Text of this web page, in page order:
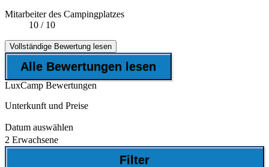
Mitarbeiter des Campingplatzes
10 / 10
Vollständige Bewertung lesen
Alle Bewertungen lesen
LuxCamp Bewertungen
Unterkunft und Preise
Datum auswählen
2 Erwachsene
Filter